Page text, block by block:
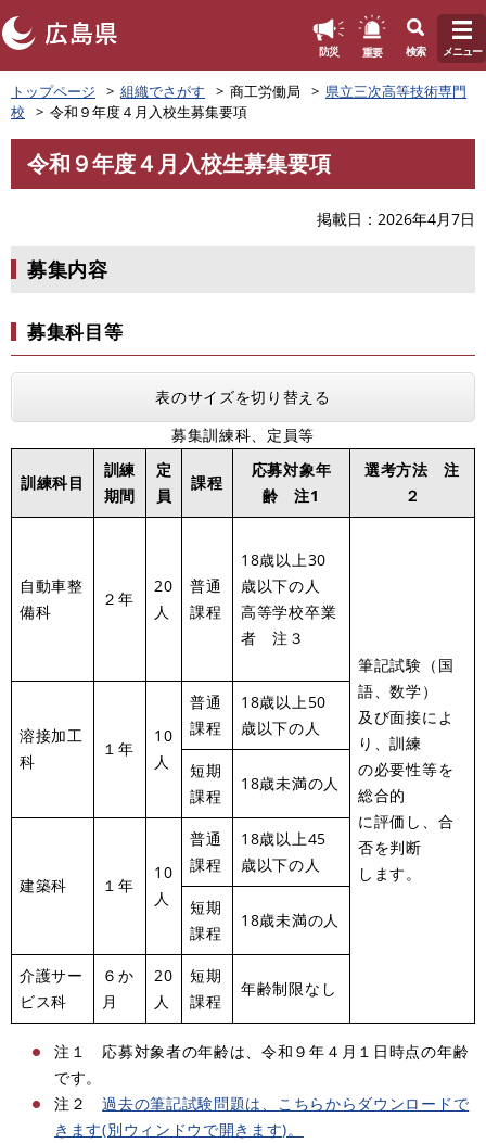
ペ
ー
ジ
の
頭
。
防災 重要 検索 メニュー
トップページ 組織でさがす 商工労働局
県立三次高等技術専門
校
令和９年度４月入校生募集要項
文
令和９年度４月入校生募集要項
掲載日 2026年4月7日
募集内容
募集科目等
表のサイズを切り替える
募集訓練科、定員等
訓練科目
訓練
期間
定
員
課程
応募対象年
齢 注1
選考方法 注
２
自動車整
備科
２年
20
人
普通
課程
18歳以上30
歳以下の人
高等学校卒業
者 注３
筆記試験（国
語、数学）
及び面接によ
り、訓練
の必要性等を
総合的
に評価し、合
否を判断
します。
溶接加工
科
１年
10
人
普通
課程
18歳以上50
歳以下の人
短期
課程
18歳未満の人
建築科 １年
10
人
普通
課程
18歳以上45
歳以下の人
短期
課程
18歳未満の人
介護サー
ビス科
６か
月
20
人
短期
課程
年齢制限なし
注１ 応募対象者の年齢は、令和９年４月１日時点の年齢
です。
注２過去の筆記試験問題は、こちらからダウンロードで
きます(別ウィンドウで開きます)。